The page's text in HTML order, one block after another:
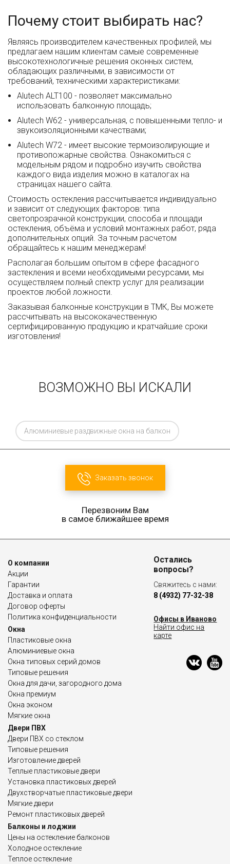
Почему стоит выбирать нас?
Являясь производителем качественных профилей, мы
предлагаем нашим клиентам самые современные
высокотехнологичные решения оконных систем,
обладающих различными, в зависимости от
требований, техническими характеристиками:
Alutech ALT100 - позволяет максимально
использовать балконную площадь;
Alutech W62 - универсальная, с повышенными тепло- и
звукоизоляционными качествами;
Alutech W72 - имеет высокие термоизолирующие и
противопожарные свойства. Ознакомиться с
модельным рядом и подробно изучить свойства
каждого вида изделия можно в каталогах на
страницах нашего сайта.
Стоимость остекления рассчитывается индивидуально
и зависит от следующих факторов: типа
светопрозрачной конструкции, способа и площади
остекления, объёма и условий монтажных работ, ряда
дополнительных опций. За точным расчетом
обращайтесь к нашим менеджерам!
Располагая большим опытом в сфере фасадного
застекления и всеми необходимыми ресурсами, мы
осуществляем полный спектр услуг для реализации
проектов любой ложности.
Заказывая балконные конструкции в ТМК, Вы можете
рассчитывать на высококачественную
сертифицированную продукцию и кратчайшие сроки
изготовления!
ВОЗМОЖНО ВЫ ИСКАЛИ
Алюминиевые раздвижные окна на балкон
Заказать звонок
Перезвоним Вам
в самое ближайшее время
О компании
Акции
Гарантии
Доставка и оплата
Договор оферты
Политика конфиденциальности
Окна
Пластиковые окна
Алюминиевые окна
Окна типовых серий домов
Типовые решения
Окна для дачи, загородного дома
Окна премиум
Окна эконом
Мягкие окна
Двери ПВХ
Двери ПВХ со стеклом
Типовые решения
Изготовление дверей
Теплые пластиковые двери
Установка пластиковых дверей
Двухстворчатые пластиковые двери
Мягкие двери
Ремонт пластиковых дверей
Балконы и лоджии
Цены на остекление балконов
Холодное остекление
Теплое остекление
Остались
вопросы?
Свяжитесь с нами:
8 (4932) 77-32-38
Офисы в Иваново
Найти офис на
карте